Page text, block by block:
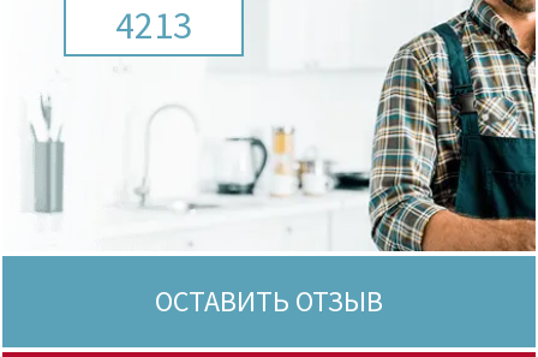
4213
ОСТАВИТЬ ОТЗЫВ